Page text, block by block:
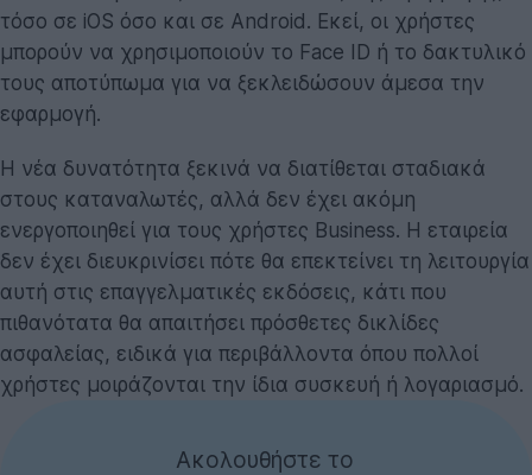
τόσο σε iOS όσο και σε Android. Εκεί, οι χρήστες
μπορούν να χρησιμοποιούν το Face ID ή το δακτυλικό
τους αποτύπωμα για να ξεκλειδώσουν άμεσα την
εφαρμογή.
Η νέα δυνατότητα ξεκινά να διατίθεται σταδιακά
στους καταναλωτές, αλλά δεν έχει ακόμη
ενεργοποιηθεί για τους χρήστες Business. Η εταιρεία
δεν έχει διευκρινίσει πότε θα επεκτείνει τη λειτουργία
αυτή στις επαγγελματικές εκδόσεις, κάτι που
πιθανότατα θα απαιτήσει πρόσθετες δικλίδες
ασφαλείας, ειδικά για περιβάλλοντα όπου πολλοί
χρήστες μοιράζονται την ίδια συσκευή ή λογαριασμό.
Ακολουθήστε το